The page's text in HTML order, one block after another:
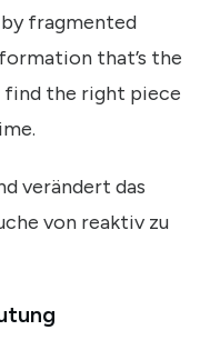
fragmented
that’s the
the right piece
verändert das
von reaktiv zu